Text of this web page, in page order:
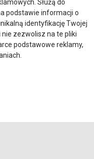
Służą do
podstawie informacji o
identyfikację Twojej
zezwolisz na te pliki
podstawowe reklamy,